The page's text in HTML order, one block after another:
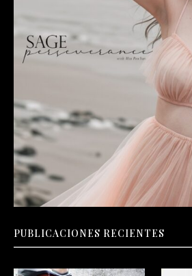
PUBLICACIONES RECIENTES